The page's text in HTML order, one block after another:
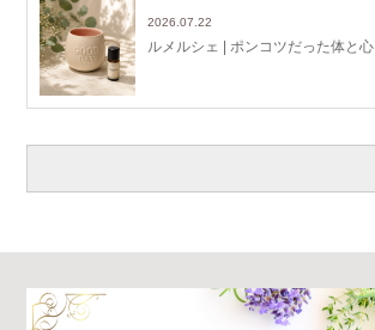
2026.07.22
ルメルシェ | ポンコツだった体と心